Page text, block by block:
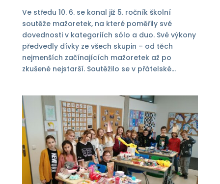
Ve středu 10. 6. se konal již 5. ročník školní
soutěže mažoretek, na které poměřily své
dovednosti v kategoriích sólo a duo. Své výkony
předvedly dívky ze všech skupin – od těch
nejmenších začínajících mažoretek až po
zkušené nejstarší. Soutěžilo se v přátelské...